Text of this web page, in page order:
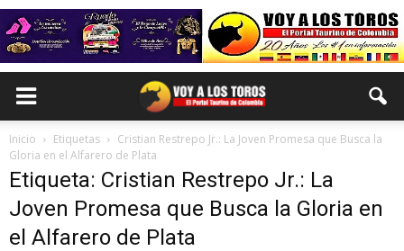
Inicio Etiquetas
Cristian Restrepo Jr.: La Joven Promesa que Busca la
Gloria en el Alfarero de Plata
Etiqueta: Cristian Restrepo Jr.: La
Joven Promesa que Busca la Gloria en
el Alfarero de Plata